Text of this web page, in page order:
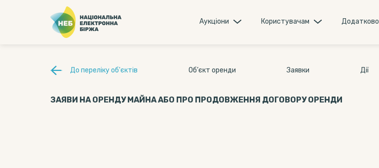
Аукцiони Користувачам Додатково
До переліку об'єктів Об’єкт оренди Заявки Дії
ЗАЯВИ НА ОРЕНДУ МАЙНА АБО ПРО ПРОДОВЖЕННЯ ДОГОВОРУ ОРЕНДИ